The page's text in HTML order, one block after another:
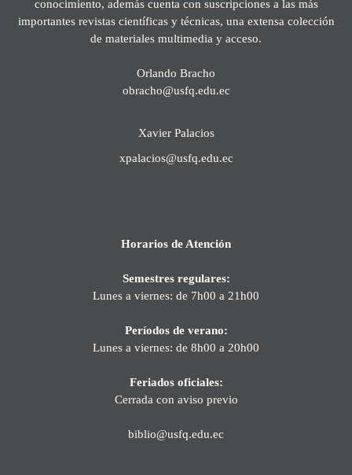
conocimiento, además cuenta con suscripciones a las más
importantes revistas científicas y técnicas, una extensa colección
de materiales multimedia y acceso.
Orlando Bracho
obracho@usfq.edu.ec
Xavier Palacios
xpalacios@usfq.edu.ec
Horarios de Atención
Semestres regulares:
Lunes a viernes: de 7h00 a 21h00
Períodos de verano:
Lunes a viernes: de 8h00 a 20h00
Feriados oficiales:
Cerrada con aviso previo
biblio@usfq.edu.ec